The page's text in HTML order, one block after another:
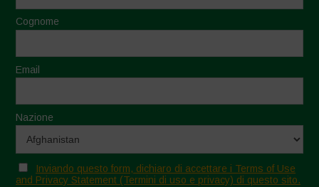
Cognome
Email
Nazione
Inviando questo form, dichiaro di accettare i Terms of Use
and Privacy Statement (Termini di uso e privacy) di questo sito.